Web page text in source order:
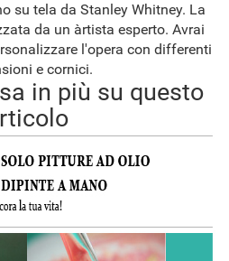
su tela da Stanley Whitney. La
da un àrtista esperto. Avrai
l'opera con differenti
e cornici.
in più su questo